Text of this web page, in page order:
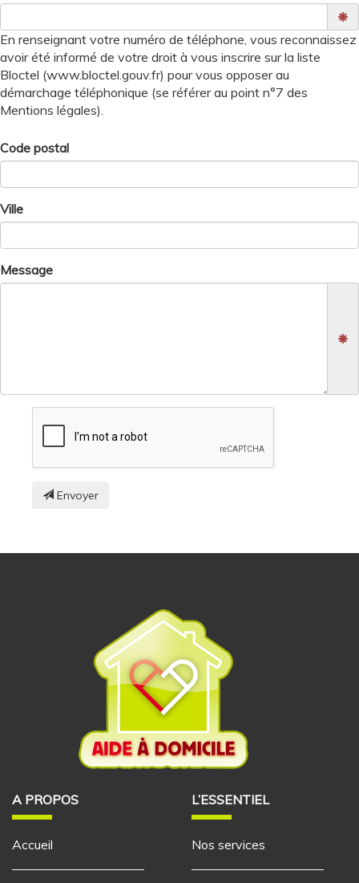
En renseignant votre numéro de téléphone, vous reconnaissez
avoir été informé de votre droit à vous inscrire sur la liste
Bloctel (www.bloctel.gouv.fr) pour vous opposer au
démarchage téléphonique (se référer au point n°7 des
Mentions légales).
Code postal
Ville
Message
Envoyer
A PROPOS
Accueil
L’ESSENTIEL
Nos services